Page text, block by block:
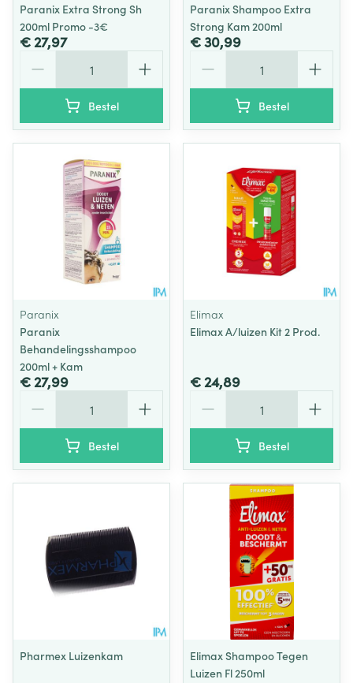
Paranix Extra Strong Sh
200ml Promo -3€
€ 27,97
Bestel
Paranix Shampoo Extra
Strong Kam 200ml
€ 30,99
Bestel
Paranix
Paranix
Behandelingsshampoo
200ml + Kam
€ 27,99
Bestel
Elimax
Elimax A/luizen Kit 2 Prod.
€ 24,89
Bestel
Pharmex Luizenkam
Elimax Shampoo Tegen
Luizen Fl 250ml